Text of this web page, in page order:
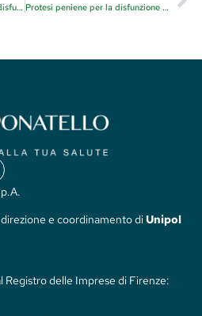
Onde d’urto per la cura della disfunzione erettile Protesi peniene per la disfunzione erettile resistente a terapia medica
e coordinamento diUnipol
Registro delle Imprese di Firenze: